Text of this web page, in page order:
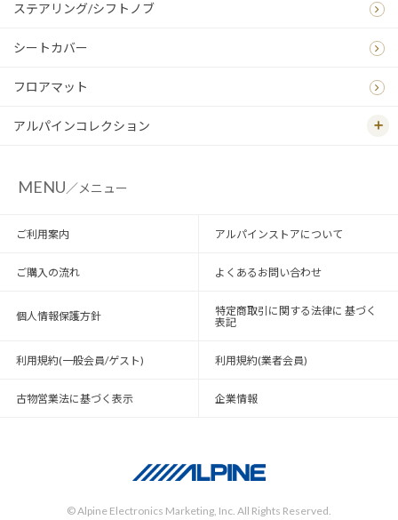
ステアリング/シフトノブ
シートカバー
フロアマット
アルパインコレクション
MENU／メニュー
ご利用案内 アルパインストアについて
ご購入の流れ よくあるお問い合わせ
個人情報保護方針
特定商取引に関する法律に 基づく
表記
利用規約(一般会員/ゲスト) 利用規約(業者会員)
古物営業法に基づく表示 企業情報
© Alpine Electronics Marketing, Inc. All Rights Reserved.